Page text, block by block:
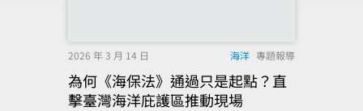
2026 年 3 月 14 日 海洋 專題報導
為何《海保法》通過只是起點？直
擊臺灣海洋庇護區推動現場